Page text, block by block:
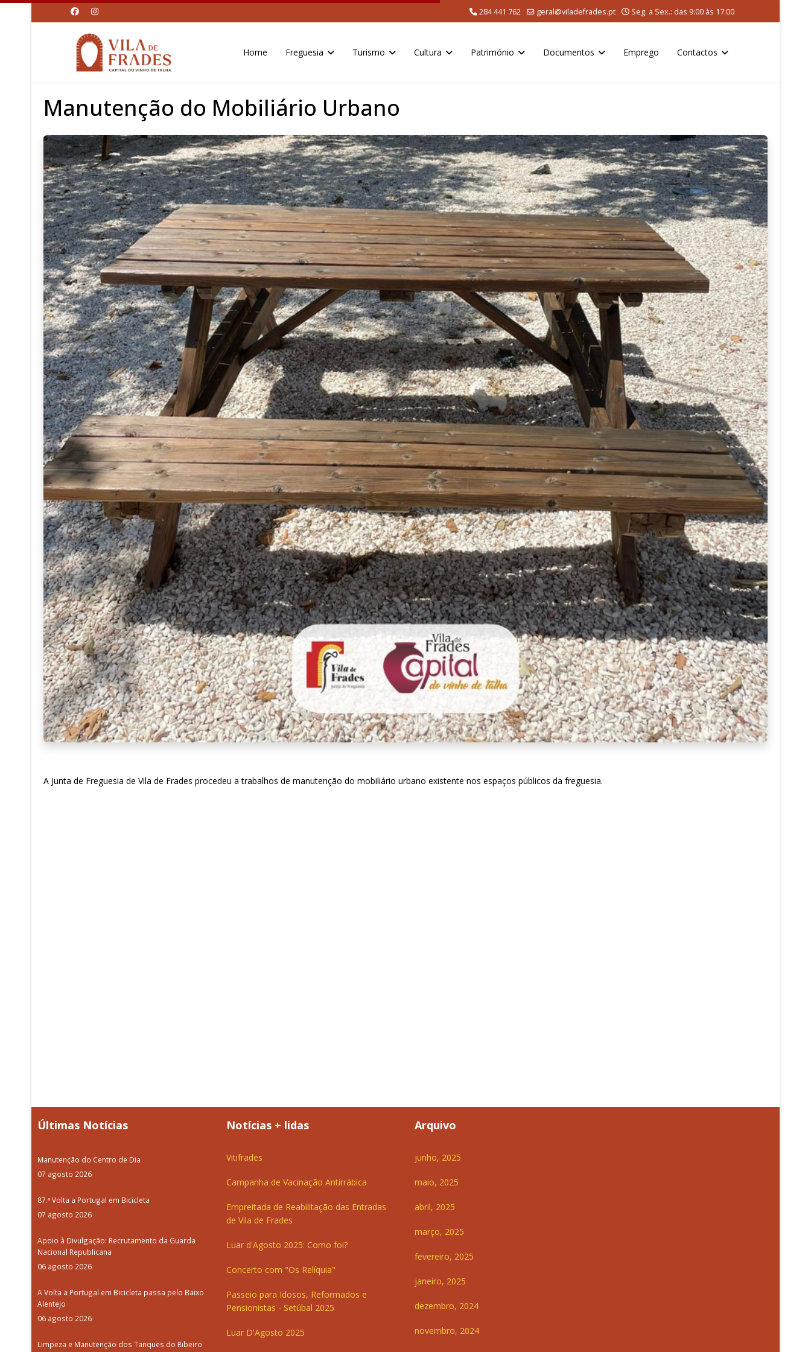
284 441 762 geral@viladefrades.pt Seg. a Sex.: das 9:00 às 17:00
Home Freguesia Turismo Cultura Património Documentos Emprego Contactos
Manutenção do Mobiliário Urbano
A Junta de Freguesia de Vila de Frades procedeu a trabalhos de manutenção do mobiliário urbano existente nos espaços públicos da freguesia.
Últimas Notícias
Manutenção do Centro de Dia
07 agosto 2026
87.ª Volta a Portugal em Bicicleta
07 agosto 2026
Apoio à Divulgação: Recrutamento da Guarda
Nacional Republicana
06 agosto 2026
A Volta a Portugal em Bicicleta passa pelo Baixo
Alentejo
06 agosto 2026
Limpeza e Manutenção dos Tanques do Ribeiro
Notícias + lidas
Vitifrades
Campanha de Vacinação Antirrábica
Empreitada de Reabilitação das Entradas
de Vila de Frades
Luar d'Agosto 2025: Como foi?
Concerto com "Os Relíquia"
Passeio para Idosos, Reformados e
Pensionistas - Setúbal 2025
Luar D'Agosto 2025
Arquivo
junho, 2025
maio, 2025
abril, 2025
março, 2025
fevereiro, 2025
janeiro, 2025
dezembro, 2024
novembro, 2024